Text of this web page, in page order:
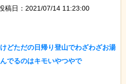
稿日：2021/07/14 11:23:00
どただの日帰り登山でわざわざお湯
でるのはキモいやつやで